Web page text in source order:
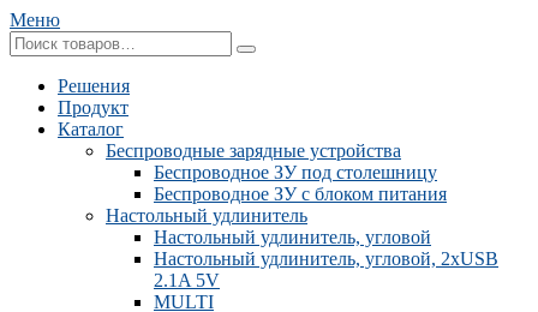
Меню
Решения
Продукт
Каталог
Беспроводные зарядные устройства
Беспроводное ЗУ под столешницу
Беспроводное ЗУ с блоком питания
Настольный удлинитель
Настольный удлинитель, угловой
Настольный удлинитель, угловой, 2xUSB
2.1A 5V
MULTI